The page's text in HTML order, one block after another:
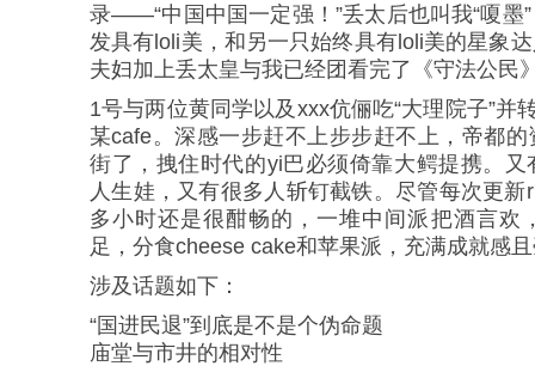
录——“中国中国一定强！”丢太后也叫我“嗄墨
发具有loli美，和另一只始终具有loli美的星象
夫妇加上丢太皇与我已经团看完了《守法公民
1号与两位黄同学以及xxx伉俪吃“大理院子”并
某cafe。深感一步赶不上步步赶不上，帝都
街了，拽住时代的yi巴必须倚靠大鳄提携。
人生娃，又有很多人斩钉截铁。尽管每次更
多小时还是很酣畅的，一堆中间派把酒言欢
足，分食cheese cake和苹果派，充满成就感
涉及话题如下：
“国进民退”到底是不是个伪命题
庙堂与市井的相对性